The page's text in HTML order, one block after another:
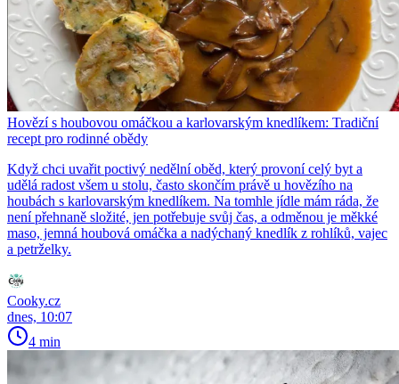
Hovězí s houbovou omáčkou a karlovarským knedlíkem: Tradiční
recept pro rodinné obědy
Když chci uvařit poctivý nedělní oběd, který provoní celý byt a
udělá radost všem u stolu, často skončím právě u hovězího na
houbách s karlovarským knedlíkem. Na tomhle jídle mám ráda, že
není přehnaně složité, jen potřebuje svůj čas, a odměnou je měkké
maso, jemná houbová omáčka a nadýchaný knedlík z rohlíků, vajec
a petrželky.
Cooky.cz
dnes, 10:07
4 min